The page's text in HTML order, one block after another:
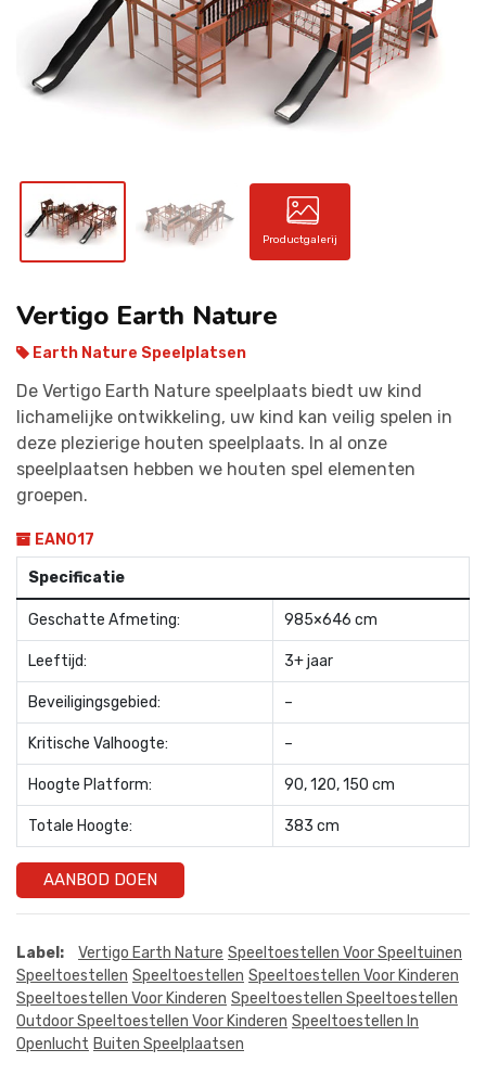
CONTACT
Productgalerij
Vertigo Earth Nature
Earth Nature Speelplatsen
De Vertigo Earth Nature speelplaats biedt uw kind
lichamelijke ontwikkeling, uw kind kan veilig spelen in
deze plezierige houten speelplaats. In al onze
speelplaatsen hebben we houten spel elementen
groepen.
EAN017
Specificatie
Geschatte Afmeting: 985×646 cm
Leeftijd: 3+ jaar
Beveiligingsgebied: –
Kritische Valhoogte: –
Hoogte Platform: 90, 120, 150 cm
Totale Hoogte: 383 cm
AANBOD DOEN
Label: Vertigo Earth Nature Speeltoestellen Voor Speeltuinen
Speeltoestellen Speeltoestellen Speeltoestellen Voor Kinderen
Speeltoestellen Voor Kinderen Speeltoestellen Speeltoestellen
Outdoor Speeltoestellen Voor Kinderen Speeltoestellen In
Openlucht Buiten Speelplaatsen